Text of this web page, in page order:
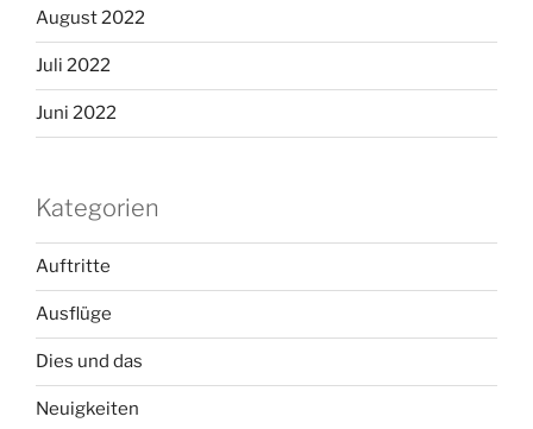
August 2022
Juli 2022
Juni 2022
Kategorien
Auftritte
Ausflüge
Dies und das
Neuigkeiten